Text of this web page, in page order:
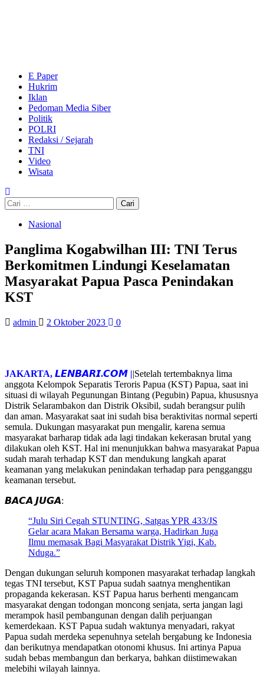
E Paper
Hukrim
Iklan
Pedoman Media Siber
Politik
POLRI
Redaksi / Sejarah
TNI
Video
Wisata
Cari
untuk:
Nasional
Panglima Kogabwilhan III: TNI Terus
Berkomitmen Lindungi Keselamatan
Masyarakat Papua Pasca Penindakan
KST
admin 2 Oktober 2023 0
JAKARTA, 𝙇𝙀𝙉𝘽𝘼𝙍𝙄.𝘾𝙊𝙈 ||Setelah tertembaknya lima
anggota Kelompok Separatis Teroris Papua (KST) Papua, saat ini
situasi di wilayah Pegunungan Bintang (Pegubin) Papua, khususnya
Distrik Selarambakon dan Distrik Oksibil, sudah berangsur pulih
dan aman. Masyarakat saat ini sudah bisa beraktivitas normal seperti
semula. Dukungan masyarakat pun mengalir, karena semua
masyarakat barharap tidak ada lagi tindakan kekerasan brutal yang
dilakukan oleh KST. Hal ini menunjukkan bahwa masyarakat Papua
sudah marah terhadap KST dan mendukung langkah aparat
keamanan yang melakukan penindakan terhadap para pengganggu
keamanan tersebut.
𝘽𝘼𝘾𝘼 𝙅𝙐𝙂𝘼:
“Julu Siri Cegah STUNTING, Satgas YPR 433/JS
Gelar acara Makan Bersama warga, Hadirkan Juga
Ilmu memasak Bagi Masyarakat Distrik Yigi, Kab.
Nduga.”
Dengan dukungan seluruh komponen masyarakat terhadap langkah
tegas TNI tersebut, KST Papua sudah saatnya menghentikan
propaganda kekerasan. KST Papua harus berhenti mengancam
masyarakat dengan todongan moncong senjata, serta jangan lagi
merampok hasil pembangunan dengan dalih perjuangan
kemerdekaan. KST Papua sudah waktunya menyadari, rakyat
Papua sudah merdeka sepenuhnya setelah bergabung ke Indonesia
dan berikutnya mendapatkan otonomi khusus. Ini artinya Papua
sudah bebas membangun dan berkarya, bahkan diistimewakan
melebihi wilayah lainnya.